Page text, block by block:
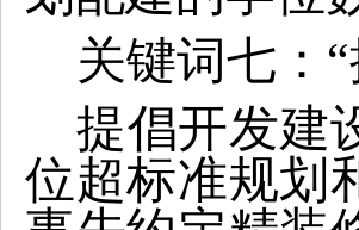
关键词七：
提倡开发建
位超标准规划